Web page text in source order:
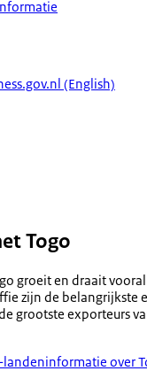
(English)
Togo
groeit en draait
zijn de belangrijkste
grootste exporteurs
landeninformatie over